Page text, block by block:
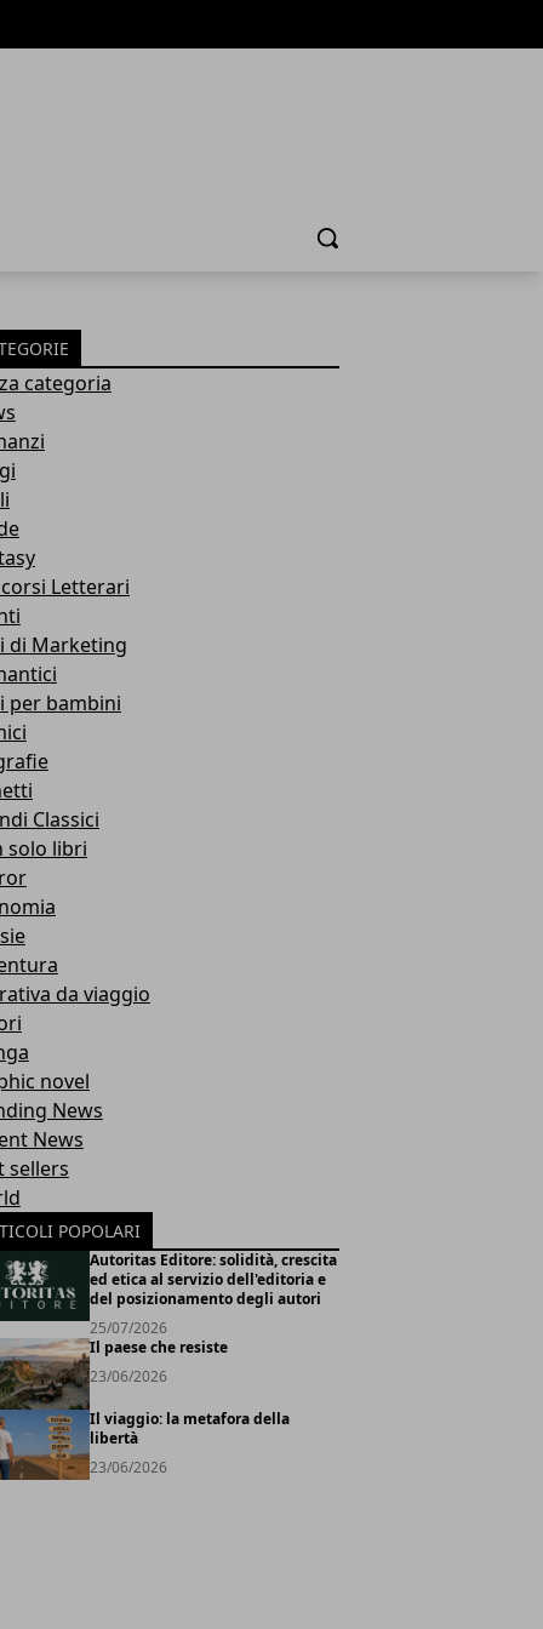
Cerca
categoria
Letterari
di Marketing
per bambini
Classici
solo libri
da viaggio
novel
News
News
sellers
POPOLARI
Autoritas Editore: solidità, crescita
ed etica al servizio dell'editoria e
del posizionamento degli autori
25/07/2026
Il paese che resiste
23/06/2026
Il viaggio: la metafora della
libertà
23/06/2026